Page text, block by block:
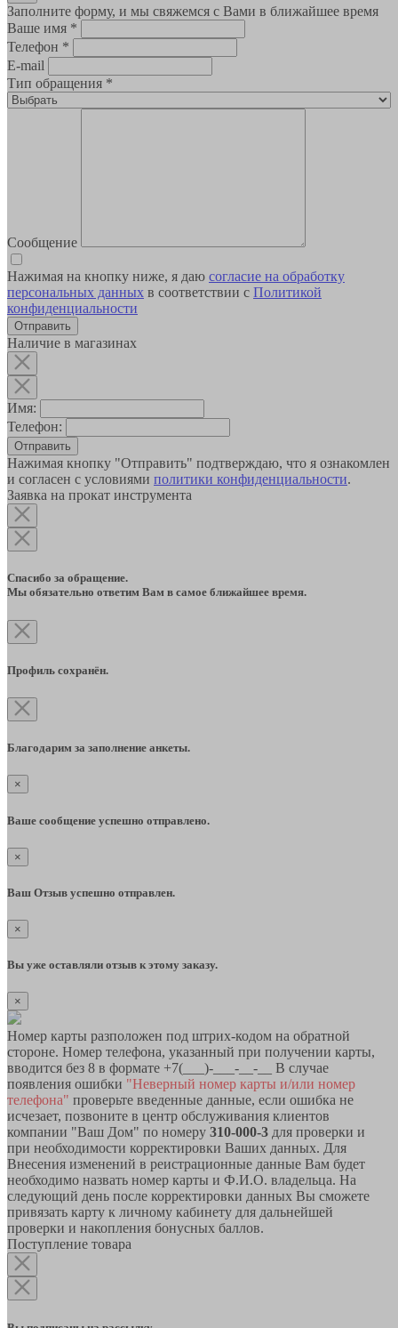
Заполните форму, и мы свяжемся с Вами в ближайшее время
Ваше имя *
Телефон *
E-mail
Тип обращения *
Сообщение
Нажимая на кнопку ниже, я даю согласие на обработку
персональных данных в соответствии с Политикой
конфиденциальности
Наличие в магазинах
Имя:
Телефон:
Отправить
Нажимая кнопку "Отправить" подтверждаю, что я ознакомлен
и согласен с условиями политики конфиденциальности.
Заявка на прокат инструмента
Спасибо за обращение.
Мы обязательно ответим Вам в самое ближайшее время.
Профиль сохранён.
Благодарим за заполнение анкеты.
×
Ваше сообщение успешно отправлено.
×
Ваш Отзыв успешно отправлен.
×
Вы уже оставляли отзыв к этому заказу.
×
Номер карты разположен под штрих-кодом на обратной
стороне. Номер телефона, указанный при получении карты,
вводится без 8 в формате +7(___)-___-__-__ В случае
появления ошибки "Неверный номер карты и/или номер
телефона" проверьте введенные данные, если ошибка не
исчезает, позвоните в центр обслуживания клиентов
компании "Ваш Дом" по номеру 310-000-3 для проверки и
при необходимости корректировки Ваших данных. Для
Внесения изменений в реистрационные данные Вам будет
необходимо назвать номер карты и Ф.И.О. владельца. На
следующий день после корректировки данных Вы сможете
привязать карту к личному кабинету для дальнейшей
проверки и накопления бонусных баллов.
Поступление товара